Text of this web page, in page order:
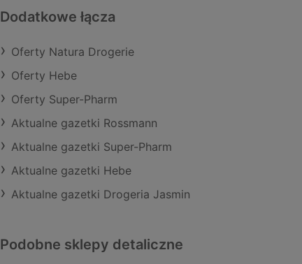
Dodatkowe łącza
Oferty Natura Drogerie
Oferty Hebe
Oferty Super-Pharm
Aktualne gazetki Rossmann
Aktualne gazetki Super-Pharm
Aktualne gazetki Hebe
Aktualne gazetki Drogeria Jasmin
Podobne sklepy detaliczne